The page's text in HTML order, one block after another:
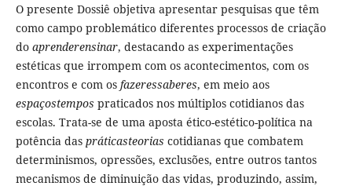
O presente Dossiê objetiva apresentar pesquisas que têm
como campo problemático diferentes processos de criação
do aprenderensinar, destacando as experimentações
estéticas que irrompem com os acontecimentos, com os
encontros e com os fazeressaberes, em meio aos
espaçostempos praticados nos múltiplos cotidianos das
escolas. Trata-se de uma aposta ético-estético-política na
potência das práticasteorias cotidianas que combatem
determinismos, opressões, exclusões, entre outros tantos
mecanismos de diminuição das vidas, produzindo, assim,